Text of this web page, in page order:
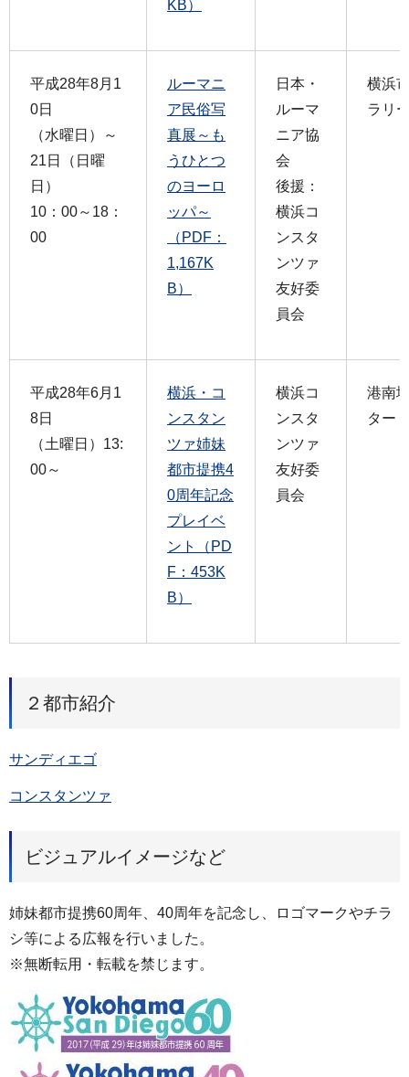
KB）
平成28年8月1
0日
（水曜日）～
21日（日曜
日）
10：00～18：
00
ルーマニ
ア民俗写
真展～も
うひとつ
のヨーロ
ッパ～
（PDF：
1,167K
B）
日本・
ルーマ
ニア協
会
後援：
横浜コ
ンスタ
ンツァ
友好委
員会
横浜
ラリ
平成28年6月1
8日
（土曜日）13:
00～
横浜・コ
ンスタン
ツァ姉妹
都市提携4
0周年記念
プレイベ
ント（PD
F：453K
B）
横浜コ
ンスタ
ンツァ
友好委
員会
港南
ター
２都市紹介
サンディエゴ
コンスタンツァ
ビジュアルイメージなど
姉妹都市提携60周年、40周年を記念し、ロゴマークやチラ
シ等による広報を行いました。
※無断転用・転載を禁じます。